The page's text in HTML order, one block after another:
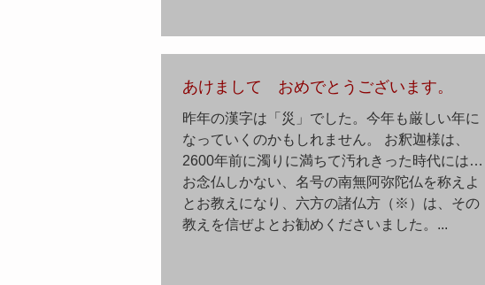
あけまして おめでとうございます。
昨年の漢字は「災」でした。今年も厳しい年に
なっていくのかもしれません。 お釈迦様は、
2600年前に濁りに満ちて汚れきった時代には、
お念仏しかない、名号の南無阿弥陀仏を称えよ
とお教えになり、六方の諸仏方（※）は、その
教えを信ぜよとお勧めくださいました。...